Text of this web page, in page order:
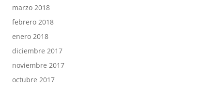
marzo 2018
febrero 2018
enero 2018
diciembre 2017
noviembre 2017
octubre 2017